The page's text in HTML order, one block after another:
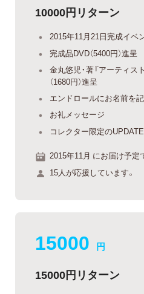
10000円リターン
2015年11月21日完成イベ
完成品DVD（5400円）進呈
金丸悠児・著『アーティス
（1680円）進呈
エンドロールにお名前を
お礼メッセージ
コレクター限定の
2015年11月 にお届け予定
15人が応援しています。
15000 円
15000円リターン